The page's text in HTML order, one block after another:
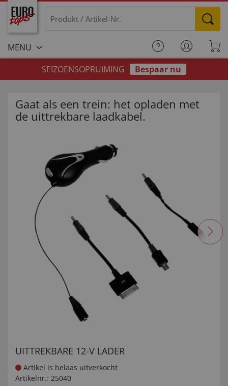
MENU
SEIZOENSOPRUIMING
Bespaar nu
Gaat als een trein: het opladen met
de uittrekbare laadkabel.
UITTREKBARE 12-V LADER
Artikel is helaas uitverkocht
Artikelnr.: 25040